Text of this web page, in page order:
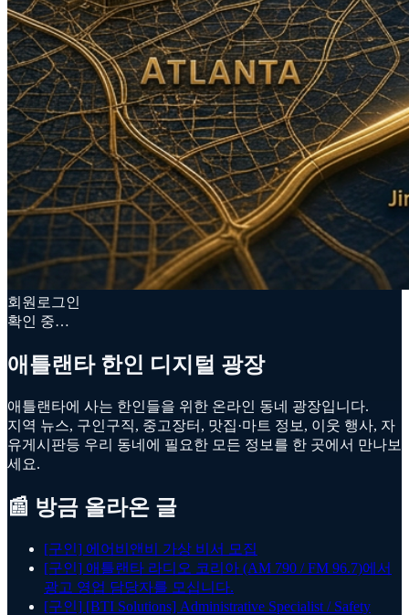
회원로그인
확인 중…
애틀랜타 한인 디지털 광장
애틀랜타에 사는 한인들을 위한 온라인 동네 광장입니다.
지역 뉴스, 구인구직, 중고장터, 맛집·마트 정보, 이웃 행사, 자
유게시판등 우리 동네에 필요한 모든 정보를 한 곳에서 만나보
세요.
📰 방금 올라온 글
[구인] 에어비앤비 가상 비서 모집
[구인] 애틀랜타 라디오 코리아 (AM 790 / FM 96.7)에서
광고 영업 담당자를 모십니다.
[구인] [BTI Solutions] Administrative Specialist / Safety